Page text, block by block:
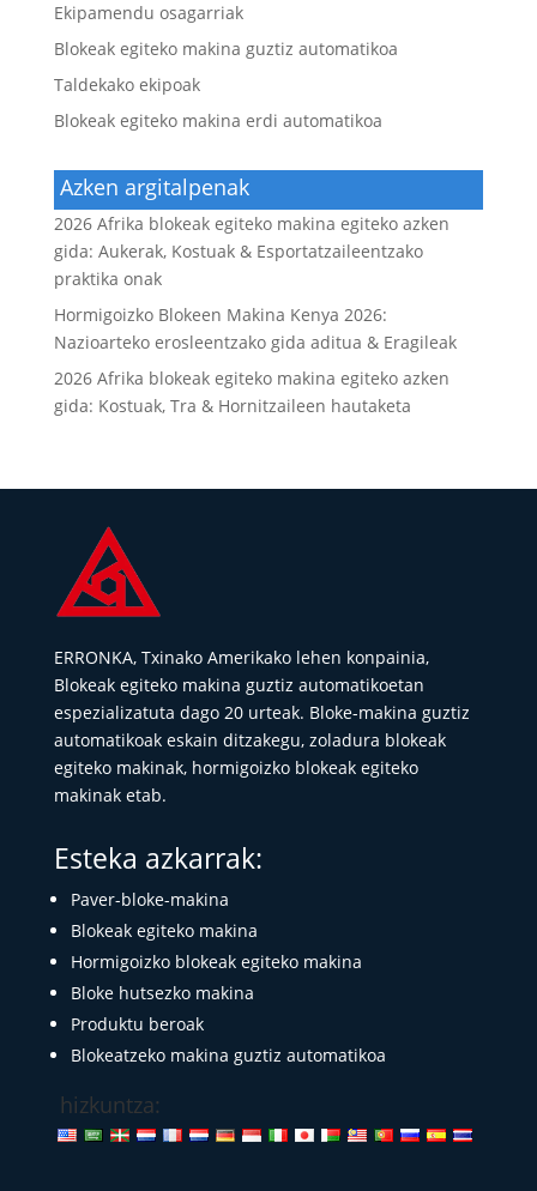
Ekipamendu osagarriak
Blokeak egiteko makina guztiz automatikoa
Taldekako ekipoak
Blokeak egiteko makina erdi automatikoa
Azken argitalpenak
2026 Afrika blokeak egiteko makina egiteko azken
gida: Aukerak, Kostuak & Esportatzaileentzako
praktika onak
Hormigoizko Blokeen Makina Kenya 2026:
Nazioarteko erosleentzako gida aditua & Eragileak
2026 Afrika blokeak egiteko makina egiteko azken
gida: Kostuak, Tra & Hornitzaileen hautaketa
ERRONKA, Txinako Amerikako lehen konpainia,
Blokeak egiteko makina guztiz automatikoetan
espezializatuta dago 20 urteak. Bloke-makina guztiz
automatikoak eskain ditzakegu, zoladura blokeak
egiteko makinak, hormigoizko blokeak egiteko
makinak etab.
Esteka azkarrak:
Paver-bloke-makina
Blokeak egiteko makina
Hormigoizko blokeak egiteko makina
Bloke hutsezko makina
Produktu beroak
Blokeatzeko makina guztiz automatikoa
hizkuntza: